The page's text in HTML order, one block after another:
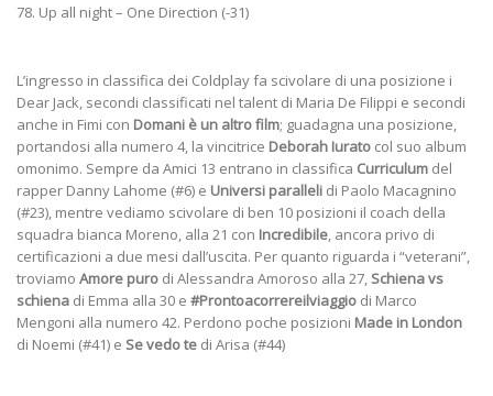
78. Up all night – One Direction (-31)
L’ingresso in classifica dei Coldplay fa scivolare di una posizione i
Dear Jack, secondi classificati nel talent di Maria De Filippi e secondi
anche in Fimi con Domani è un altro film; guadagna una posizione,
portandosi alla numero 4, la vincitrice Deborah Iurato col suo album
omonimo. Sempre da Amici 13 entrano in classifica Curriculum del
rapper Danny Lahome (#6) e Universi paralleli di Paolo Macagnino
(#23), mentre vediamo scivolare di ben 10 posizioni il coach della
squadra bianca Moreno, alla 21 con Incredibile, ancora privo di
certificazioni a due mesi dall’uscita. Per quanto riguarda i “veterani”,
troviamo Amore puro di Alessandra Amoroso alla 27, Schiena vs
schiena di Emma alla 30 e #Prontoacorrereilviaggio di Marco
Mengoni alla numero 42. Perdono poche posizioni Made in London
di Noemi (#41) e Se vedo te di Arisa (#44)